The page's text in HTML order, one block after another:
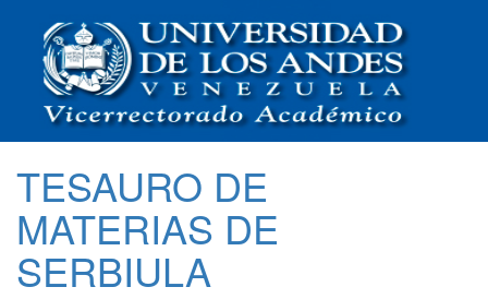
TESAURO DE
MATERIAS DE
SERBIULA